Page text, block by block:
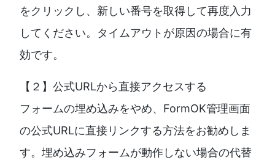
をクリックし、新しい番号を取得して再度入力
してください。タイムアウトが原因の場合に有
効です。
【２】公式URLから直接アクセスする
フォームの埋め込みをやめ、FormOK管理画面
の公式URLに直接リンクする方法をお勧めしま
す。埋め込みフォームが動作しない場合の代替